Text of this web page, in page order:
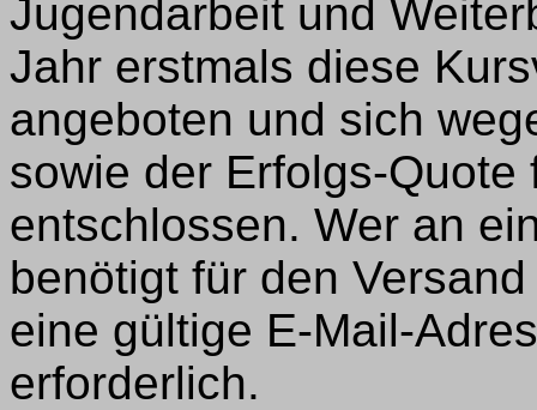
Jugendarbeit und
Jahr erstmals diese
angeboten und sich
sowie der Erfolgs-
entschlossen. Wer an
benötigt für den
eine gültige E-Mail-
erforderlich.